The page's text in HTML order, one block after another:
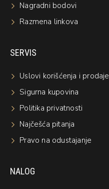
Nagradni bodovi
Razmena linkova
SERVIS
Uslovi korišćenja i prodaje
Sigurna kupovina
Politika privatnosti
Najčešća pitanja
Pravo na odustajanje
NALOG